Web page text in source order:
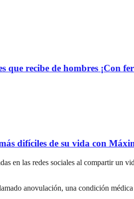
recibe de hombres ¡Con
difíciles de su vida con
en las redes sociales al compartir un
anovulación, una condición